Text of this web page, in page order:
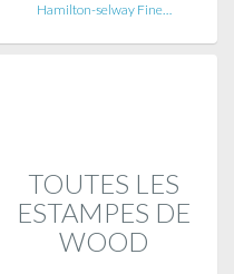
Hamilton-selway Fine…
TOUTES LES
ESTAMPES DE
WOOD